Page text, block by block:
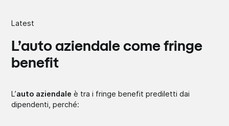
Latest
L’auto aziendale come fringe
benefit
L’auto aziendale è tra i fringe benefit prediletti dai
dipendenti, perché: